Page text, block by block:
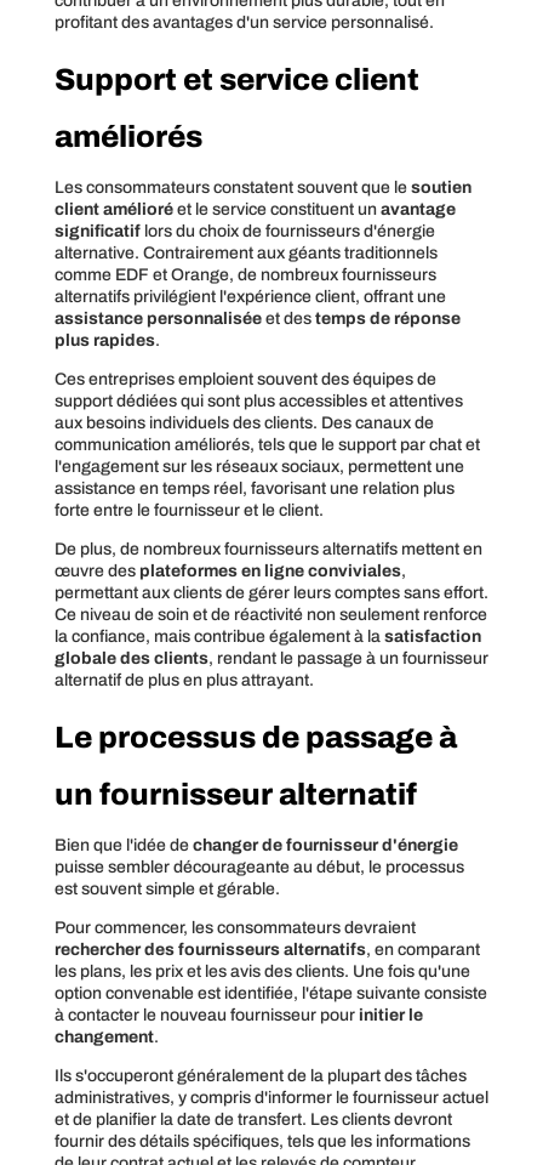
profitant des avantages d'un service personnalisé.
Support et service client
améliorés
Les consommateurs constatent souvent que le soutien
client amélioréet le service constituent un avantage
significatiflors du choix de fournisseurs d'énergie
alternative. Contrairement aux géants traditionnels
comme EDF et Orange, de nombreux fournisseurs
alternatifs privilégient l'expérience client, offrant une
assistance personnaliséeet des temps de réponse
plus rapides.
Ces entreprises emploient souvent des équipes de
support dédiées qui sont plus accessibles et attentives
aux besoins individuels des clients. Des canaux de
communication améliorés, tels que le support par chat et
l'engagement sur les réseaux sociaux, permettent une
assistance en temps réel, favorisant une relation plus
forte entre le fournisseur et le client.
De plus, de nombreux fournisseurs alternatifs mettent en
œuvre des plateformes en ligne conviviales,
permettant aux clients de gérer leurs comptes sans effort.
Ce niveau de soin et de réactivité non seulement renforce
la confiance, mais contribue également à la satisfaction
globale des clients, rendant le passage à un fournisseur
alternatif de plus en plus attrayant.
Le processus de passage à
un fournisseur alternatif
Bien que l'idée de changer de fournisseur d'énergie
puisse sembler décourageante au début, le processus
est souvent simple et gérable.
Pour commencer, les consommateurs devraient
rechercher des fournisseurs alternatifs, en comparant
les plans, les prix et les avis des clients. Une fois qu'une
option convenable est identifiée, l'étape suivante consiste
à contacter le nouveau fournisseur pour initier le
changement.
Ils s'occuperont généralement de la plupart des tâches
administratives, y compris d'informer le fournisseur actuel
et de planifier la date de transfert. Les clients devront
fournir des détails spécifiques, tels que les informations